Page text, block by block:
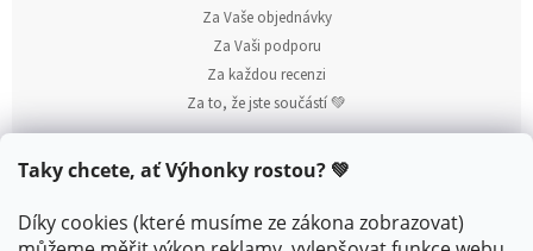
Taky chcete, ať Výhonky rostou? 💚
Díky cookies (které musíme ze zákona zobrazovat)
Za Vaše objednávky
Za Vaši podporu
Za každou recenzi
Za to, že jste součástí 💚